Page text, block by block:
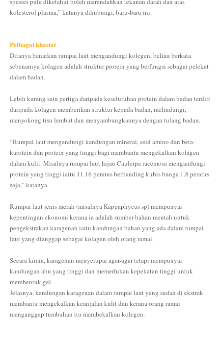
kolesterol plasma,” katanya dihubungi, baru-baru ini.
Pelbagai khasiat
Ditanya benarkan rumpai laut mengandungi kolegen, beliau berkata
sebenarnya kolagen adalah struktur protein yang berfungsi sebagai pelekat
dalam badan.
Lebih kurang satu pertiga daripada keseluruhan protein dalam badan terdiri
daripada kolagen memberikan struktur kepada badan, melindungi,
menyokong tisu lembut dan menyambungkannya dengan tulang badan.
“Rumpai laut mengandungi kandungan mineral, asid amino dan beta-
karotein dan protein yang tinggi bagi membantu mengekalkan kolagen
dalam kulit. Misalnya rumpai laut hijau Caulerpa racemosa mengandungi
protein yang tinggi iaitu 11.16 peratus berbanding kubis bunga 1.8 peratus
saja,” katanya.
Rumpai laut jenis merah (misalnya Kappaphycus sp) mempunyai
kepentingan ekonomi kerana ia adalah sumber bahan mentah untuk
pengekstrakan karagenan iaitu kandungan bahan yang ada dalam rumpai
laut yang dianggap sebagai kolagen oleh orang ramai.
Secara kimia, karagenan menyerupai agar-agar tetapi mempunyai
kandungan abu yang tinggi dan memerlukan kepekatan tinggi untuk
membentuk gel.
Jelasnya, kandungan karagenan dalam rumpai laut yang sudah di ekstrak
membantu mengekalkan keanjalan kulit dan kerana orang ramai
menganggap tumbuhan itu membekalkan kolegen.